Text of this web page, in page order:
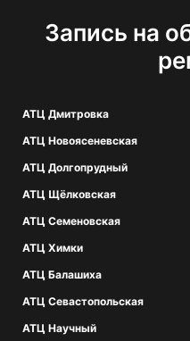
Запись на
АТЦ Дмитровка
АТЦ Новоясеневская
АТЦ Долгопрудный
АТЦ Щёлковская
АТЦ Семеновская
АТЦ Химки
АТЦ Балашиха
АТЦ Севастопольская
АТЦ Научный